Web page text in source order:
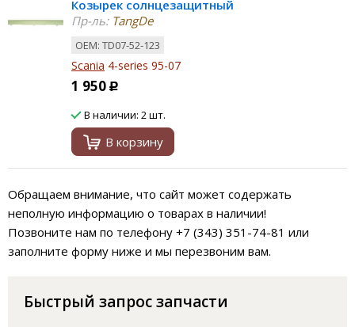
Козырек солнцезащитный
Пр-ль:TangDe
ОЕМ: TD07-52-123
Scania 4-series 95-07
1 950 Р
В наличии: 2 шт.
В корзину
Обращаем внимание, что сайт может содержать
неполную информацию о товарах в наличии!
Позвоните нам по телефону +7 (343) 351-74-81 или
заполните форму ниже и мы перезвоним вам.
Быстрый запрос запчасти